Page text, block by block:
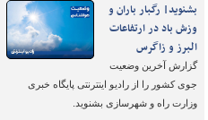
بشنوید| رگبار باران و
وزش باد در ارتفاعات
البرز و زاگرس
گزارش آخرین وضعیت
جوی کشور را از رادیو اینترنتی پایگاه خبری
وزارت راه و شهرسازی بشنوید.